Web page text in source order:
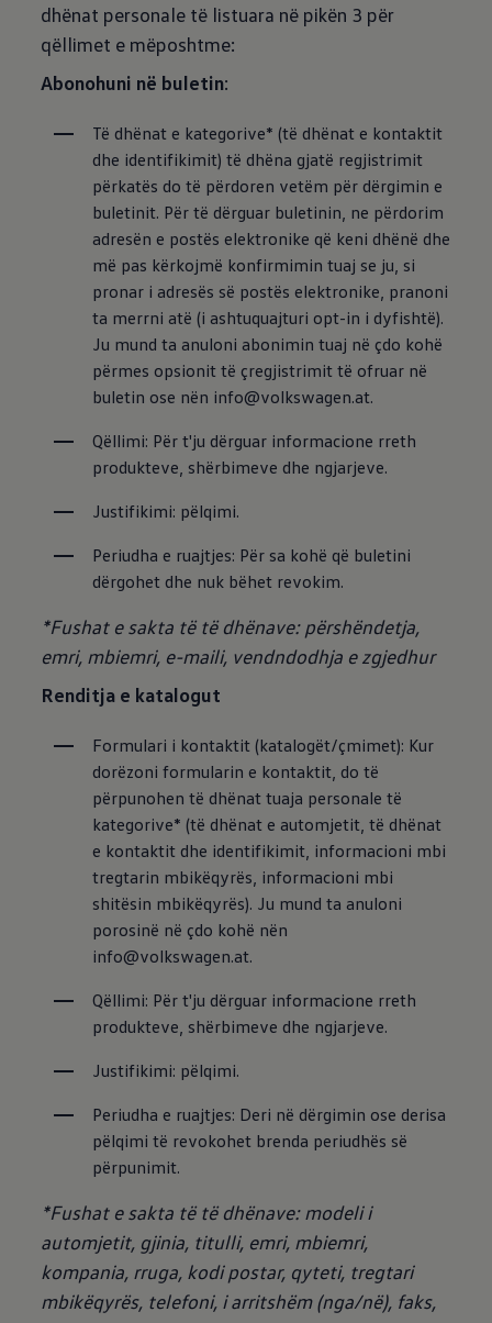
dhënat personale të listuara në pikën 3 për
qëllimet e mëposhtme:
Abonohuni në buletin:
Të dhënat e kategorive* (të dhënat e kontaktit
dhe identifikimit) të dhëna gjatë regjistrimit
përkatës do të përdoren vetëm për dërgimin e
buletinit. Për të dërguar buletinin, ne përdorim
adresën e postës elektronike që keni dhënë dhe
më pas kërkojmë konfirmimin tuaj se ju, si
pronar i adresës së postës elektronike, pranoni
ta merrni atë (i ashtuquajturi opt-in i dyfishtë).
Ju mund ta anuloni abonimin tuaj në çdo kohë
përmes opsionit të çregjistrimit të ofruar në
buletin ose nën info@volkswagen.at.
Qëllimi: Për t'ju dërguar informacione rreth
produkteve, shërbimeve dhe ngjarjeve.
Justifikimi: pëlqimi.
Periudha e ruajtjes: Për sa kohë që buletini
dërgohet dhe nuk bëhet revokim.
*Fushat e sakta të të dhënave: përshëndetja,
emri, mbiemri, e-maili, vendndodhja e zgjedhur
Renditja e katalogut
Formulari i kontaktit (katalogët/çmimet): Kur
dorëzoni formularin e kontaktit, do të
përpunohen të dhënat tuaja personale të
kategorive* (të dhënat e automjetit, të dhënat
e kontaktit dhe identifikimit, informacioni mbi
tregtarin mbikëqyrës, informacioni mbi
shitësin mbikëqyrës). Ju mund ta anuloni
porosinë në çdo kohë nën
info@volkswagen.at.
Qëllimi: Për t'ju dërguar informacione rreth
produkteve, shërbimeve dhe ngjarjeve.
Justifikimi: pëlqimi.
Periudha e ruajtjes: Deri në dërgimin ose derisa
pëlqimi të revokohet brenda periudhës së
përpunimit.
*Fushat e sakta të të dhënave: modeli i
automjetit, gjinia, titulli, emri, mbiemri,
kompania, rruga, kodi postar, qyteti, tregtari
mbikëqyrës, telefoni, i arritshëm (nga/në), faks,